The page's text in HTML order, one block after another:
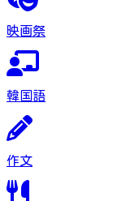
映画祭
韓国語
作文